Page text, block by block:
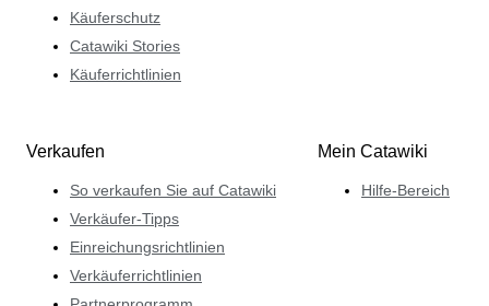
Käuferschutz
Catawiki Stories
Käuferrichtlinien
Verkaufen
So verkaufen Sie auf Catawiki
Verkäufer-Tipps
Einreichungsrichtlinien
Verkäuferrichtlinien
Mein Catawiki
Hilfe-Bereich